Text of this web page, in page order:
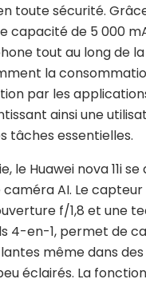
toute sécurité.
capacité de 5 000
tout au long de
la
par les
ainsi une
tâches essentielles.
le Huawei nova 11i se
AI. Le
f/1,8 et une
4-en-1, permet de
même dans des
éclairés. La